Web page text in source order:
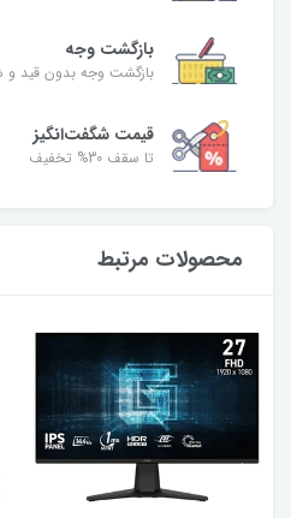
بازگشت وجه
بازگشت وجه بدون قید و
قیمت شگفت‌انگیز
تا سقف 30% تخفیف
محصولات مرتبط